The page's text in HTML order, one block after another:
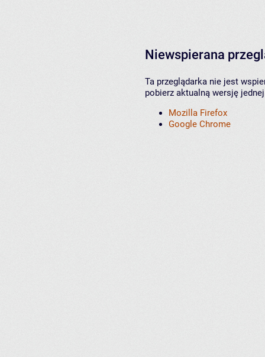
Niewspierana
Ta przeglądarka nie jest
pobierz aktualną wersję
Mozilla Firefox
Google Chrome